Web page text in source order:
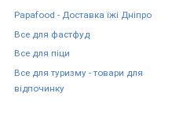
Papafood - Доставка їжі Дніпро
Все для фастфуд
Все для піци
Все для туризму - товари для
відпочинку